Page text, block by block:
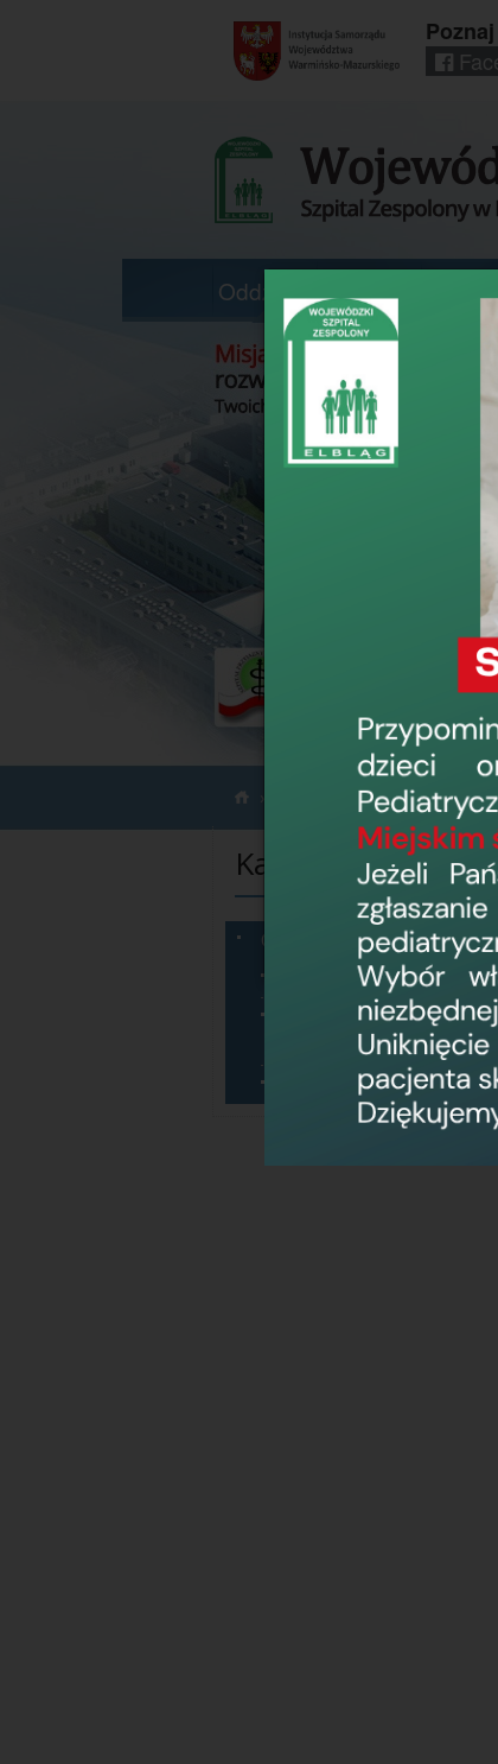
portal
informacyjny
Wrota
Warmii
i
Mazur
Oddziały Poradnie
Informacje › Ogłoszenia
Kategorie
Ogłoszenia
Sprzęt na sprzedaż
Dzierżawa
pomieszczeń
Konkursy